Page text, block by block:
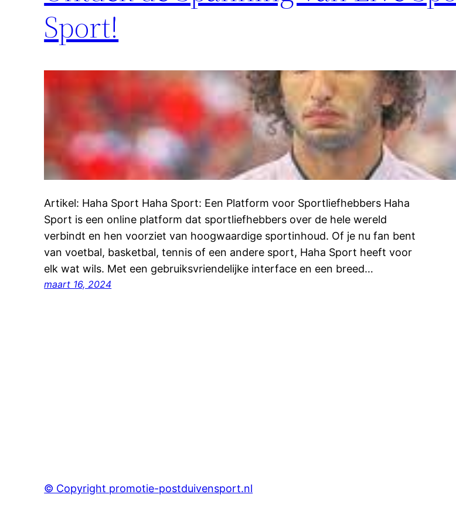
Sport!
Artikel: Haha Sport Haha Sport: Een Platform voor Sportliefhebbers Haha
Sport is een online platform dat sportliefhebbers over de hele wereld
verbindt en hen voorziet van hoogwaardige sportinhoud. Of je nu fan bent
van voetbal, basketbal, tennis of een andere sport, Haha Sport heeft voor
elk wat wils. Met een gebruiksvriendelijke interface en een breed…
maart 16, 2024
© Copyright promotie-postduivensport.nl